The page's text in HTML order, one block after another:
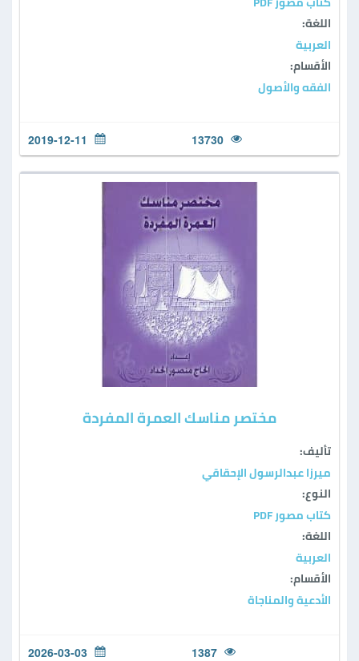
اللغة:
العربية
الأقسام:
الفقه والأصول
13730
2019-12-11
مختصر مناسك العمرة المفردة
تأليف:
ميرزا عبدالرسول الإحقاقي
النوع:
كتاب مصور PDF
اللغة:
العربية
الأقسام:
الأدعية والمناجاة
1387
2026-03-03